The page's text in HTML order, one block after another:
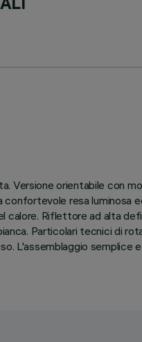
Versione orientabile con
resa luminosa
calore. Riflettore ad alta
Particolari tecnici di
L'assemblaggio semplice